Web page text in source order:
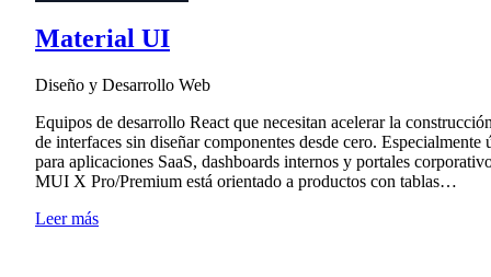
Material UI
Diseño y Desarrollo Web
Equipos de desarrollo React que necesitan acelerar la
de interfaces sin diseñar componentes desde cero. Especialmente
para aplicaciones SaaS, dashboards internos y portales
MUI X Pro/Premium está orientado a productos con tablas…
Leer más